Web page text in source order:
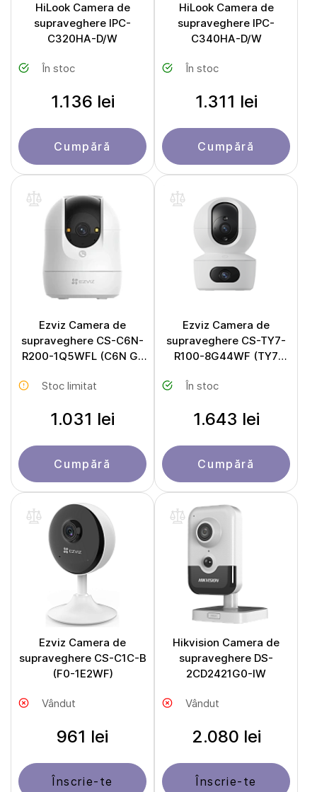
HiLook Camera de
supraveghere IPC-
C320HA-D/W
În stoc
1.136 lei
Cumpără
HiLook Camera de
supraveghere IPC-
C340HA-D/W
În stoc
1.311 lei
Cumpără
Ezviz Camera de
supraveghere CS-C6N-
R200-1Q5WFL (C6N G1
Stoc limitat
1.031 lei
Cumpără
Ezviz Camera de
supraveghere CS-TY7-
R100-8G44WF (TY7
În stoc
1.643 lei
Cumpără
Ezviz Camera de
supraveghere CS-C1C-B
(F0-1E2WF)
Vândut
961 lei
Înscrie-te
Hikvision Camera de
supraveghere DS-
2CD2421G0-IW
Vândut
2.080 lei
Înscrie-te